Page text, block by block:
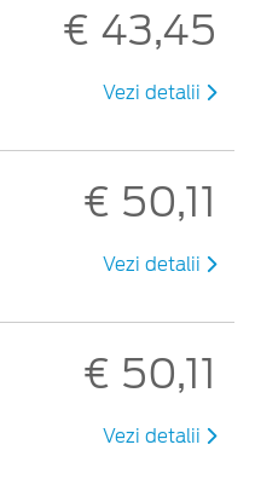
€ 43,45
Vezi detalii
€ 50,11
Vezi detalii
€ 50,11
Vezi detalii